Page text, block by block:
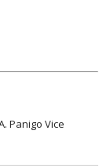
Panigo Vice